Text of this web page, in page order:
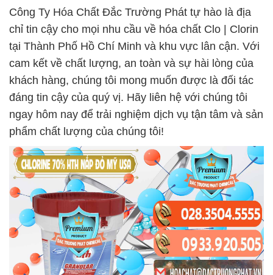
Công Ty Hóa Chất Đắc Trường Phát tự hào là địa
chỉ tin cậy cho mọi nhu cầu về hóa chất Clo | Clorin
tại Thành Phố Hồ Chí Minh và khu vực lân cận. Với
cam kết về chất lượng, an toàn và sự hài lòng của
khách hàng, chúng tôi mong muốn được là đối tác
đáng tin cậy của quý vị. Hãy liên hệ với chúng tôi
ngay hôm nay để trải nghiệm dịch vụ tận tâm và sản
phẩm chất lượng của chúng tôi!